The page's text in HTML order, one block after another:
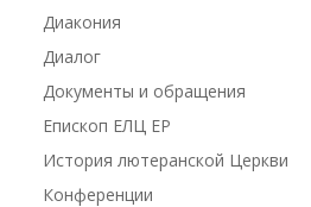
Диакония
Диалог
Документы и обращения
Епископ ЕЛЦ ЕР
История лютеранской Церкви
Конференции